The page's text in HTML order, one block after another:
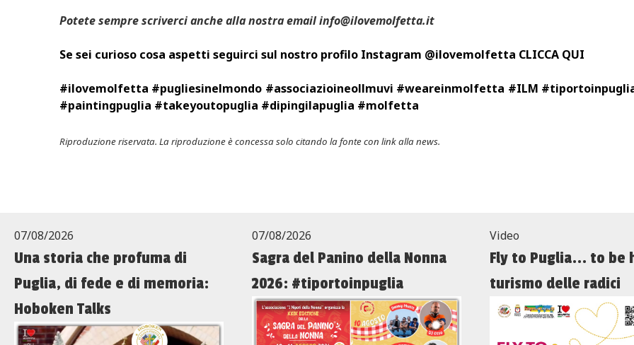
Potete sempre scriverci anche alla nostra email info@ilovemolfetta.it
Se sei curioso cosa aspetti seguirci sul nostro profilo Instagram @ilovemolfetta CLICCA QUI
#ilovemolfetta #pugliesinelmondo #associazioineollmuvi #weareinmolfetta #ILM
#paintingpuglia #takeyoutopuglia #dipingilapuglia #molfetta
Riproduzione riservata. La riproduzione è concessa solo citando la fonte con link alla news.
07/08/2026
Una storia che profuma di
Puglia, di fede e di memoria:
Hoboken Talks
07/08/2026
Sagra del Panino della Nonna
2026: #tiportoinpuglia
Video
Fly to Puglia... to be
turismo delle radici